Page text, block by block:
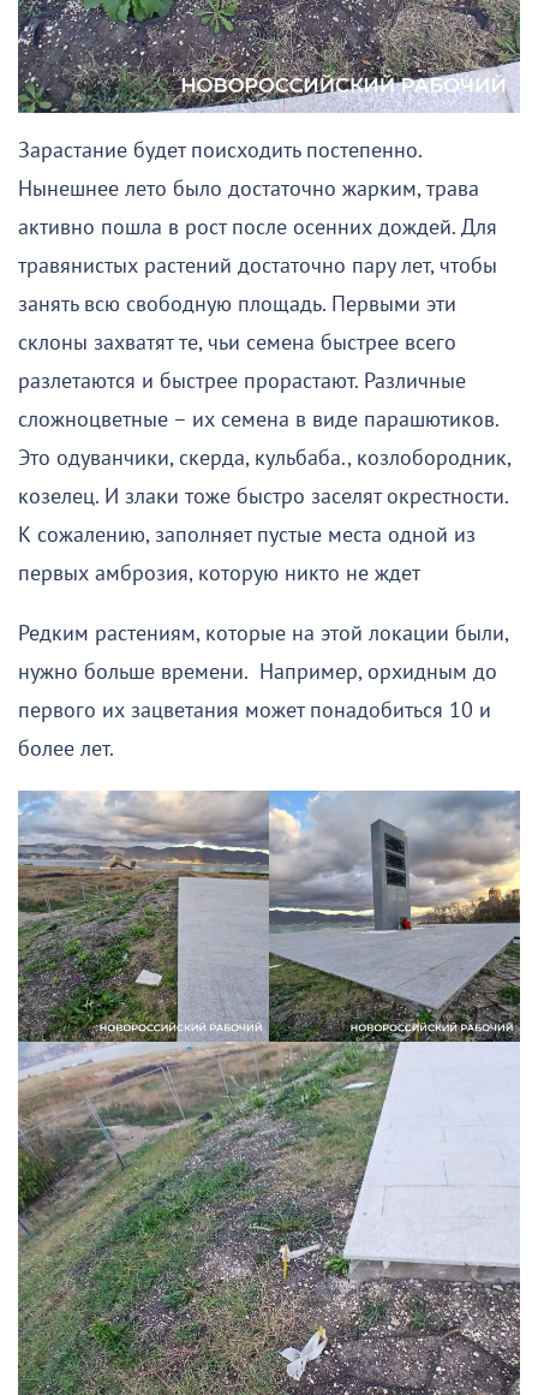
Зарастание будет поисходить постепенно.
Нынешнее лето было достаточно жарким, трава
активно пошла в рост после осенних дождей. Для
травянистых растений достаточно пару лет, чтобы
занять всю свободную площадь. Первыми эти
склоны захватят те, чьи семена быстрее всего
разлетаются и быстрее прорастают. Различные
сложноцветные – их семена в виде парашютиков.
Это одуванчики, скерда, кульбаба., козлобородник,
козелец. И злаки тоже быстро заселят окрестности.
К сожалению, заполняет пустые места одной из
первых амброзия, которую никто не ждет
Редким растениям, которые на этой локации были,
нужно больше времени. Например, орхидным до
первого их зацветания может понадобиться 10 и
более лет.